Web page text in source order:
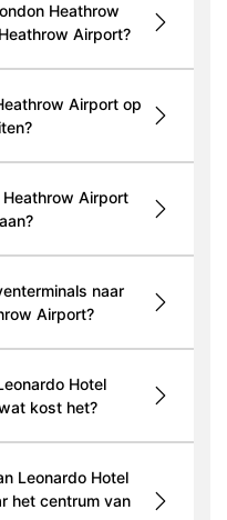
Heathrow
Airport?
Airport op
Airport
naar
Airport?
Hotel
kost het?
Leonardo Hotel
het centrum van